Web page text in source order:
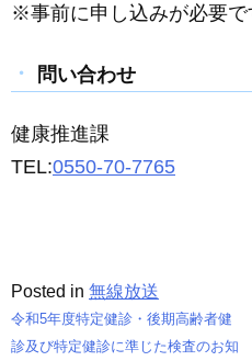
※事前に申し込みが必要で
問い合わせ
健康推進課
TEL:0550-70-7765
Posted in 無線放送
投
令和5年度特定健診・後期高齢者健
診及び特定健診に準じた検査のお知